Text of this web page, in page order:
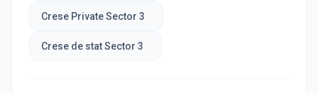
Crese Private Sector 3
Crese de stat Sector 3